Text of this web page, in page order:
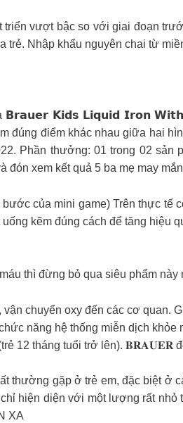
vượt bậc so với giai đoạn
trẻ. Nhập khẩu nguyên chai từ
𝗕𝗿𝗮𝘂𝗲𝗿 𝗞𝗶𝗱𝘀 𝗟𝗶𝗾𝘂𝗶𝗱 𝗜𝗿𝗼𝗻
điểm khác nhau giữa hai
Phần thưởng: 01 trong 02
xem kết quả 5 ba mẹ may mắn
của mini game) Trên thực tế
kẽm đúng cách để tăng hiệu
thì đừng bỏ qua siêu phẩm này
chuyển oxy đến các cơ quan.
năng hệ thống miễn dịch khỏe
12 tháng tuổi trở lên). 𝐁𝐑𝐀𝐔𝐄𝐑
gặp ở trẻ em, đặc biệt ở
hiện diện với một lượng rất
XA